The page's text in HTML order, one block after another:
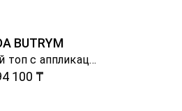
BUTRYM
Трикотажный топ с аппликацией
100 ₸